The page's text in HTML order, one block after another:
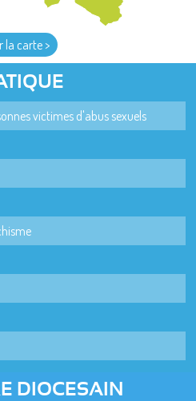
la carte >
victimes d'abus sexuels
DIOCESAIN